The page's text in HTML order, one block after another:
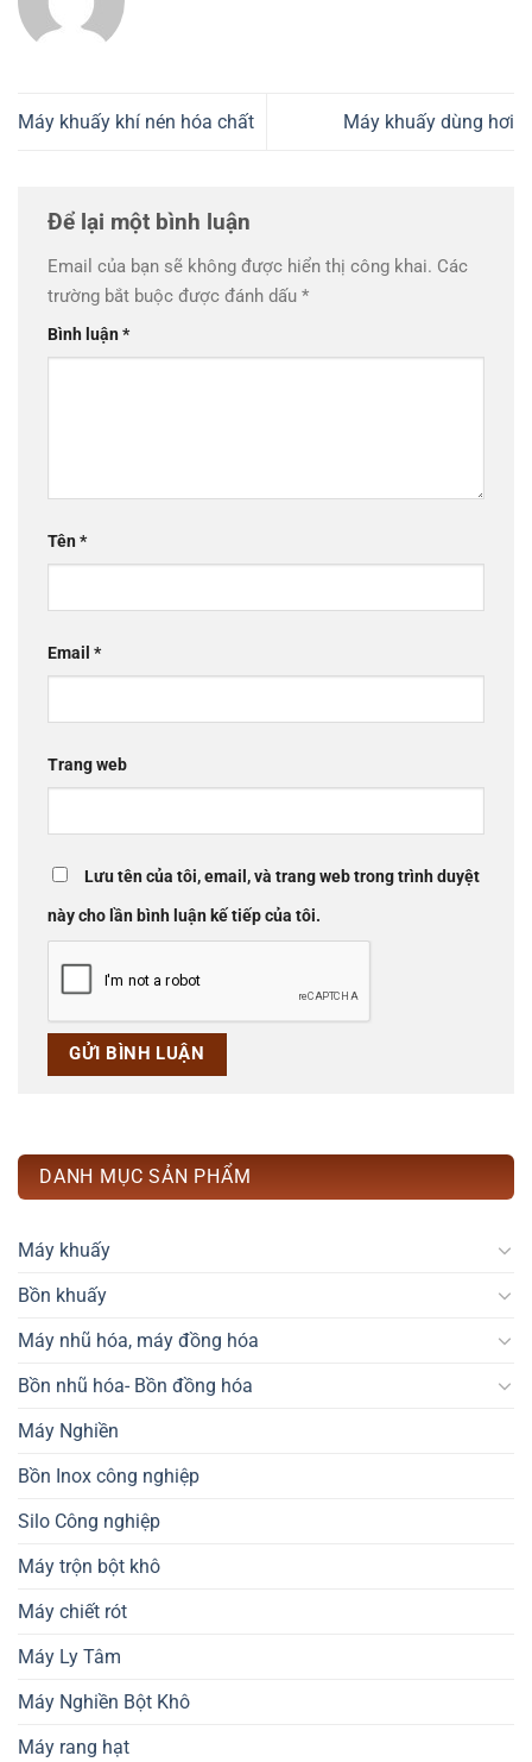
Máy khuấy khí nén hóa chất Máy khuấy dùng hơi
Để lại một bình luận
Email của bạn sẽ không được hiển thị công khai. Các
trường bắt buộc được đánh dấu *
Bình luận*
Tên*
Email *
Trang web
Lưu tên của tôi, email, và trang web trong trình duyệt
này cho lần bình luận kế tiếp của tôi.
DANH MỤC SẢN PHẨM
Máy khuấy
Bồn khuấy
Máy nhũ hóa, máy đồng hóa
Bồn nhũ hóa- Bồn đồng hóa
Máy Nghiền
Bồn Inox công nghiệp
Silo Công nghiệp
Máy trộn bột khô
Máy chiết rót
Máy Ly Tâm
Máy Nghiền Bột Khô
Máy rang hạt